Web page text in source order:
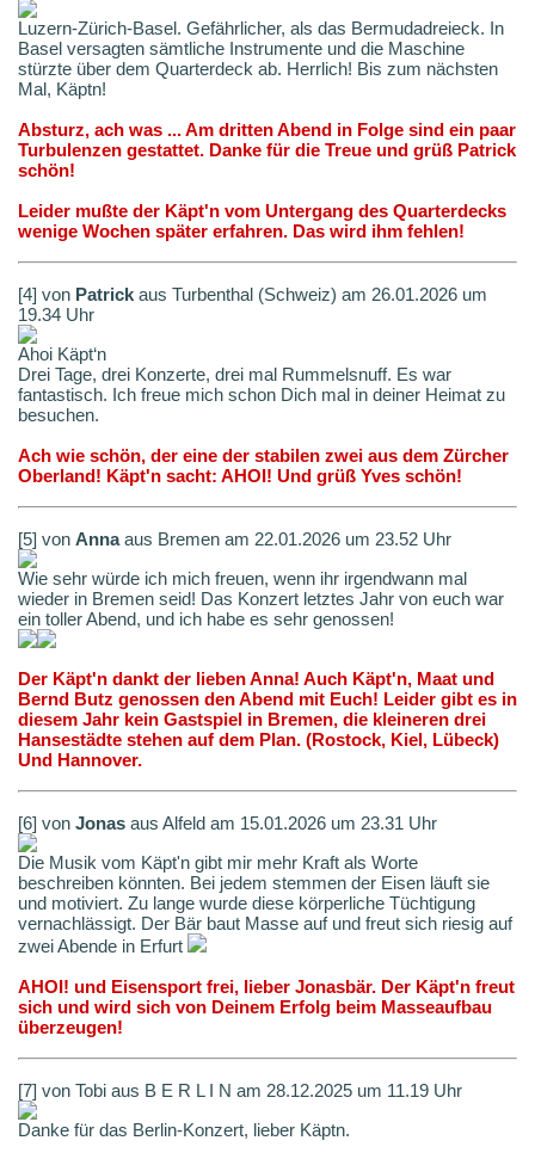
Luzern-Zürich-Basel. Gefährlicher, als das Bermudadreieck. In
Basel versagten sämtliche Instrumente und die Maschine
stürzte über dem Quarterdeck ab. Herrlich! Bis zum nächsten
Mal, Käptn!
Absturz, ach was ... Am dritten Abend in Folge sind ein paar
Turbulenzen gestattet. Danke für die Treue und grüß Patrick
schön!
Leider mußte der Käpt'n vom Untergang des Quarterdecks
wenige Wochen später erfahren. Das wird ihm fehlen!
[4] von Patrick aus Turbenthal (Schweiz) am 26.01.2026 um
19.34 Uhr
Ahoi Käpt‘n
Drei Tage, drei Konzerte, drei mal Rummelsnuff. Es war
fantastisch. Ich freue mich schon Dich mal in deiner Heimat zu
besuchen.
Ach wie schön, der eine der stabilen zwei aus dem Zürcher
Oberland! Käpt'n sacht: AHOI! Und grüß Yves schön!
[5] von Annaaus Bremen am 22.01.2026 um 23.52 Uhr
Wie sehr würde ich mich freuen, wenn ihr irgendwann mal
wieder in Bremen seid! Das Konzert letztes Jahr von euch war
ein toller Abend, und ich habe es sehr genossen!
Der Käpt'n dankt der lieben Anna! Auch Käpt'n, Maat und
Bernd Butz genossen den Abend mit Euch! Leider gibt es in
diesem Jahr kein Gastspiel in Bremen, die kleineren drei
Hansestädte stehen auf dem Plan. (Rostock, Kiel, Lübeck)
Und Hannover.
[6] von Jonas aus Alfeld am 15.01.2026 um 23.31 Uhr
Die Musik vom Käpt'n gibt mir mehr Kraft als Worte
beschreiben könnten. Bei jedem stemmen der Eisen läuft sie
und motiviert. Zu lange wurde diese körperliche Tüchtigung
vernachlässigt. Der Bär baut Masse auf und freut sich riesig auf
zwei Abende in Erfurt
AHOI! und Eisensport frei, lieber Jonasbär. Der Käpt'n freut
sich und wird sich von Deinem Erfolg beim Masseaufbau
überzeugen!
[7] von Tobi aus B E R L I N am 28.12.2025 um 11.19 Uhr
Danke für das Berlin-Konzert, lieber Käptn.